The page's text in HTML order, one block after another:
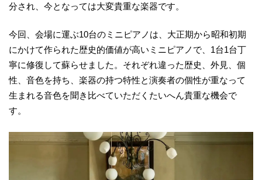
分され、今となっては大変貴重な楽器です。
今回、会場に運ぶ10台のミニピアノは、大正期から昭和初期
にかけて作られた歴史的価値が高いミニピアノで、1台1台丁
寧に修復して蘇らせました。それぞれ違った歴史、外見、個
性、音色を持ち、楽器の持つ特性と演奏者の個性が重なって
生まれる音色を聞き比べていただくたいへん貴重な機会で
す。